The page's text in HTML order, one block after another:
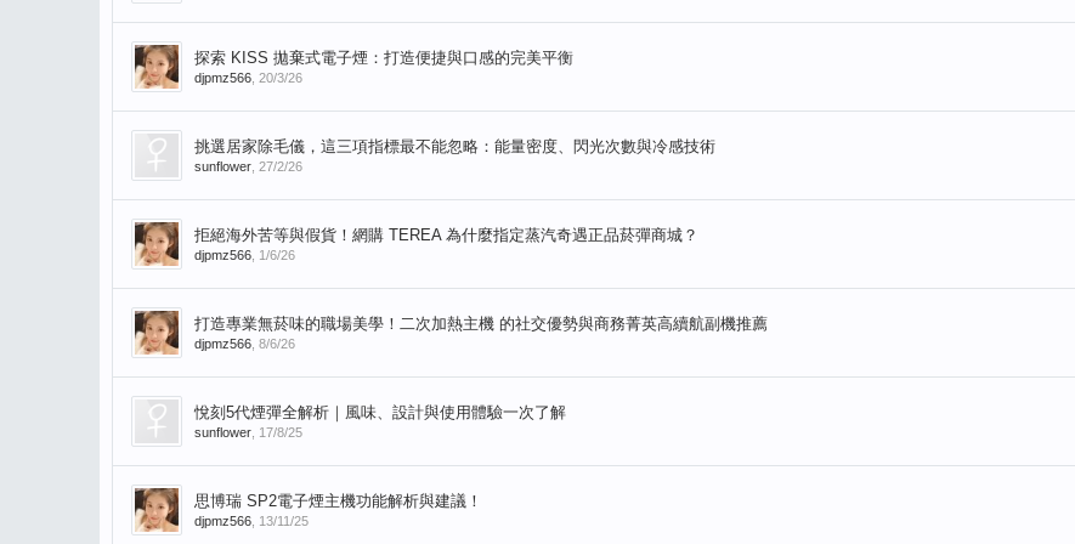
探索 KISS 拋棄式電子煙：打造便捷與口感的完美平衡
djpmz566 20/3/26
挑選居家除毛儀，這三項指標最不能忽略：能量密度、閃光次數與冷感技術
sunflower 27/2/26
拒絕海外苦等與假貨！網購 TEREA 為什麼指定蒸汽奇遇正品菸彈商城？
djpmz566 1/6/26
打造專業無菸味的職場美學！二次加熱主機 的社交優勢與商務菁英高續航副機推薦
djpmz566 8/6/26
悅刻5代煙彈全解析｜風味、設計與使用體驗一次了解
sunflower 17/8/25
思博瑞 SP2電子煙主機功能解析與建議！
djpmz566 13/11/25